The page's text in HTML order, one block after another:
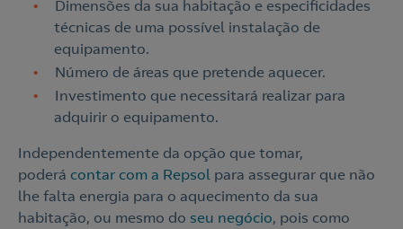
Dimensões da sua habitação e especificidades
técnicas de uma possível instalação de
equipamento.
Número de áreas que pretende aquecer.
Investimento que necessitará realizar para
adquirir o equipamento.
Independentemente da opção que tomar,
poderá contar com a Repsol para assegurar que não
lhe falta energia para o aquecimento da sua
habitação, ou mesmo do seu negócio, pois como